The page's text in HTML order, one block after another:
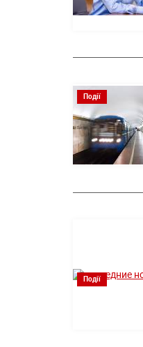
Події
Події